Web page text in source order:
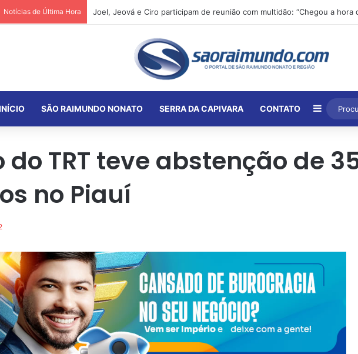
Notícias de Última Hora
SÃO RAIMUNDO NONATO SERRA DA CAPIVARA CONTATO Barra
TRT teve abstenção de
no Piauí